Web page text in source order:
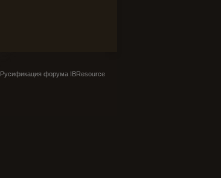
Русификация форума IBResource